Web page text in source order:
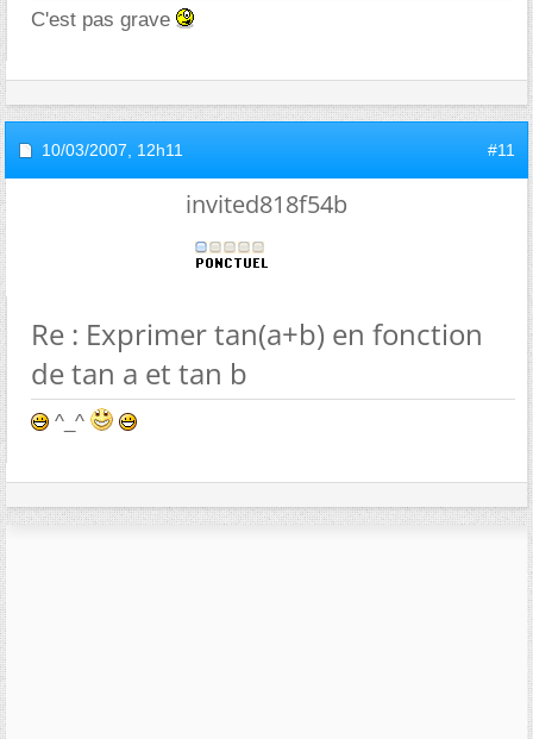
C'est pas grave
10/03/2007, 12h11 #11
invited818f54b
Re : Exprimer tan(a+b) en fonction
de tan a et tan b
^_^